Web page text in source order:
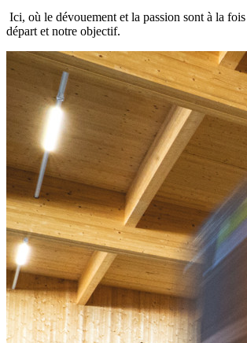
Ici, où le dévouement et la passion sont à la
départ et notre objectif.